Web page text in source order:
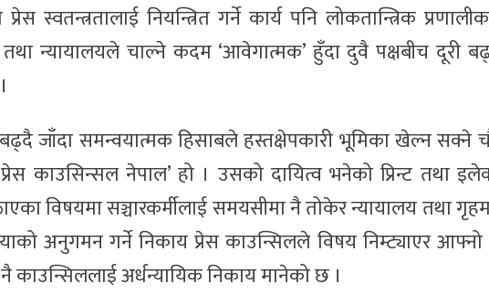
स्वतन्त्रतालाई नियन्त्रित गर्ने कार्य पनि लोकतान्त्रिक
न्यायालयले चाल्ने कदम ‘आवेगात्मक’ हुँदा दुवै पक्षबीच दूरी
जाँदा समन्वयात्मक हिसाबले हस्तक्षेपकारी भूमिका खेल्न सक्ने
काउसिन्सल नेपाल’ हो । उसको दायित्व भनेको प्रिन्ट तथा
विषयमा सञ्चारकर्मीलाई समयसीमा नै तोकेर न्यायालय तथा
अनुगमन गर्ने निकाय प्रेस काउन्सिलले विषय निम्ट्याएर
अर्धन्यायिक निकाय मानेको छ ।